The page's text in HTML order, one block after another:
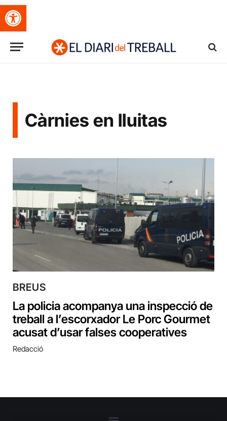
Obre la barra d'eines
Càrnies en lluitas
BREUS
La policia acompanya una inspecció de
treball a l’escorxador Le Porc Gourmet
acusat d’usar falses cooperatives
Redacció